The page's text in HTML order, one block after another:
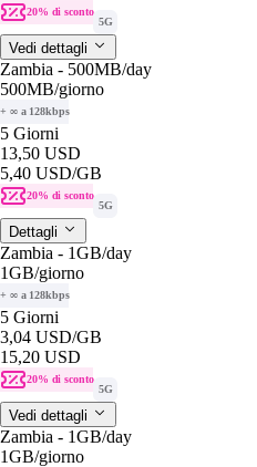
20% di sconto
5G
Vedi dettagli
Zambia - 500MB/day
500MB/giorno
+ ∞ a 128kbps
5 Giorni
13,50 USD
5,40 USD/GB
20% di sconto
5G
Dettagli
Zambia - 1GB/day
1GB/giorno
+ ∞ a 128kbps
5 Giorni
3,04 USD/GB
15,20 USD
20% di sconto
5G
Vedi dettagli
Zambia - 1GB/day
1GB/giorno